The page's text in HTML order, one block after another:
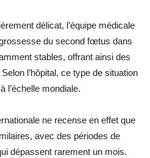
délicat, l’équipe médicale
du second fœtus dans
stables, offrant ainsi des
l’hôpital, ce type de situation
l’échelle mondiale.
ne recense en effet que
avec des périodes de
dépassent rarement un mois.